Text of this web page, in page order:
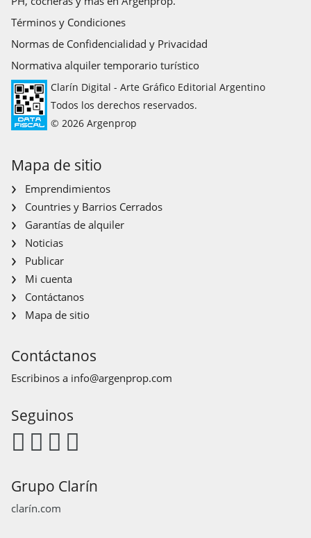
Términos y Condiciones
Normas de Confidencialidad y Privacidad
Normativa alquiler temporario turístico
Clarín Digital - Arte Gráfico Editorial Argentino
Todos los derechos reservados.
© 2026 Argenprop
Mapa de sitio
Emprendimientos
Countries y Barrios Cerrados
Garantías de alquiler
Noticias
Publicar
Mi cuenta
Contáctanos
Mapa de sitio
Contáctanos
Escribinos a info@argenprop.com
Seguinos
Grupo Clarín
clarín.com